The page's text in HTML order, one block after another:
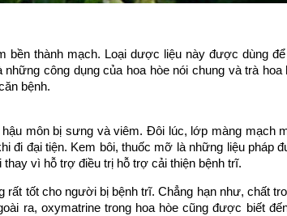
bền thành mạch. Loại dược liệu này được dùng
công dụng của hoa hòe nói chung và trà hoa
bệnh.
môn bị sưng và viêm. Đôi lúc, lớp màng mạch
đi đại tiện. Kem bôi, thuốc mỡ là những liệu pháp
vì hỗ trợ điều trị hỗ trợ cải thiện bệnh trĩ.
tốt cho người bị bệnh trĩ. Chẳng hạn như, chất
ra, oxymatrine trong hoa hòe cũng được biết